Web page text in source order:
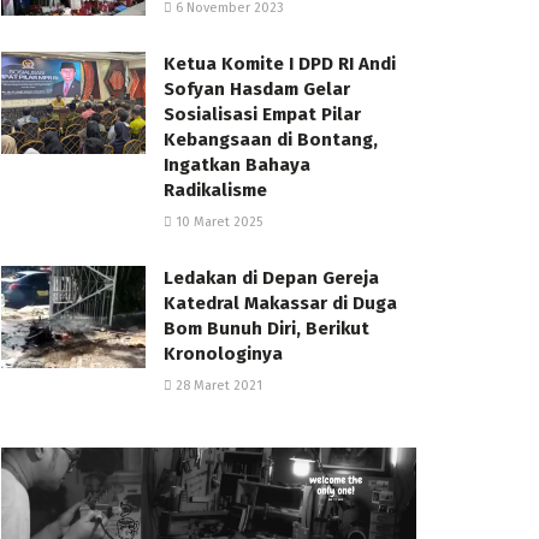
6 November 2023
Ketua Komite I DPD RI Andi
Sofyan Hasdam Gelar
Sosialisasi Empat Pilar
Kebangsaan di Bontang,
Ingatkan Bahaya
Radikalisme
10 Maret 2025
Ledakan di Depan Gereja
Katedral Makassar di Duga
Bom Bunuh Diri, Berikut
Kronologinya
28 Maret 2021